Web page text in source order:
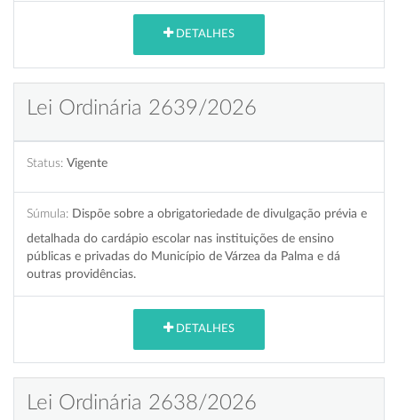
DETALHES
Lei Ordinária 2639/2026
Status: Vigente
Súmula: Dispõe sobre a obrigatoriedade de divulgação prévia e
detalhada do cardápio escolar nas instituições de ensino
públicas e privadas do Município de Várzea da Palma e dá
outras providências.
DETALHES
Lei Ordinária 2638/2026